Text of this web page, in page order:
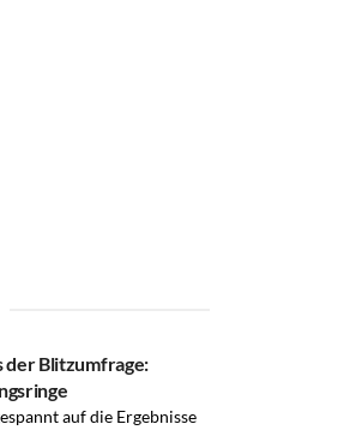
der Blitzumfrage:
auf die Ergebnisse